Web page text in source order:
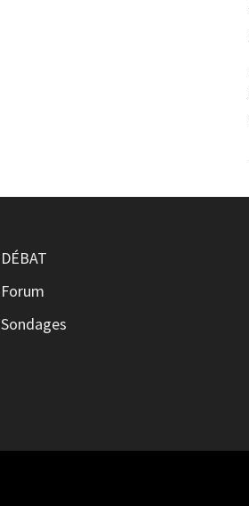
DÉBAT
Forum
Sondages